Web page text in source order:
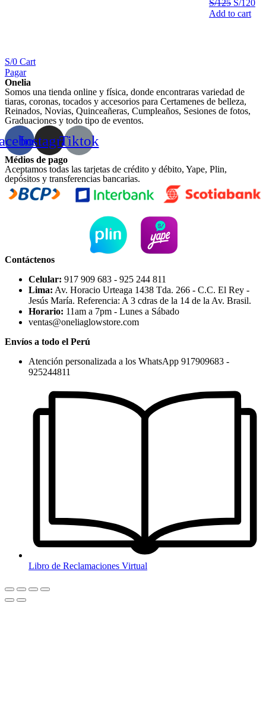
S/125 S/120
Add to cart
S/0 Cart
Pagar
Onelia
Somos una tienda online y física, donde encontraras variedad de
tiaras, coronas, tocados y accesorios para Certamenes de belleza,
Reinados, Novias, Quinceañeras, Cumpleaños, Sesiones de fotos,
Graduaciones y todo tipo de eventos.
InstagramTiktok
Médios de pago
Aceptamos todas las tarjetas de crédito y débito, Yape, Plin,
depósitos y transferencias bancarias.
Contáctenos
Celular: 917 909 683 - 925 244 811
Lima: Av. Horacio Urteaga 1438 Tda. 266 - C.C. El Rey -
Jesús María. Referencia: A 3 cdras de la 14 de la Av. Brasil.
Horario: 11am a 7pm - Lunes a Sábado
ventas@oneliaglowstore.com
Envíos a todo el Perú
Atención personalizada a los WhatsApp 917909683 -
925244811
Libro de Reclamaciones Virtual